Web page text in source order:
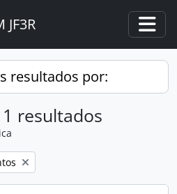
JF3R
resultados por:
resultados